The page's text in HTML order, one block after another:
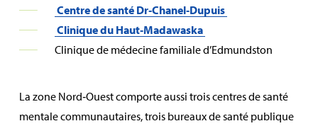
Centre de santé Dr‑Chanel‑Dupuis
Clinique du Haut‑Madawaska
Clinique de médecine familiale d’Edmundston
La zone Nord‑Ouest comporte aussi trois centres de santé
mentale communautaires, trois bureaux de santé publique